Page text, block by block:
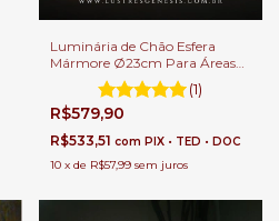
Luminária de Chão Esfera
Mármore Ø23cm Para Áreas
Internas e Externas.
(1)
R$579,90
R$533,51 com PIX • TED • DOC
10 x de R$57,99 sem juros